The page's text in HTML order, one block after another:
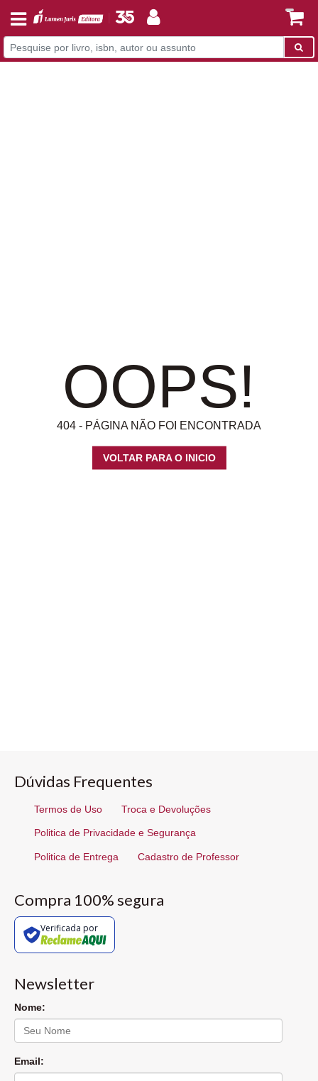
OOPS!
404 - PÁGINA NÃO FOI ENCONTRADA
VOLTAR PARA O INICIO
Dúvidas Frequentes
Termos de Uso Troca e Devoluções
Politica de Privacidade e Segurança
Politica de Entrega Cadastro de Professor
Compra 100% segura
Verificada por
Newsletter
Nome:
Email: